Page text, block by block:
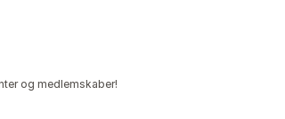
og medlemskaber!